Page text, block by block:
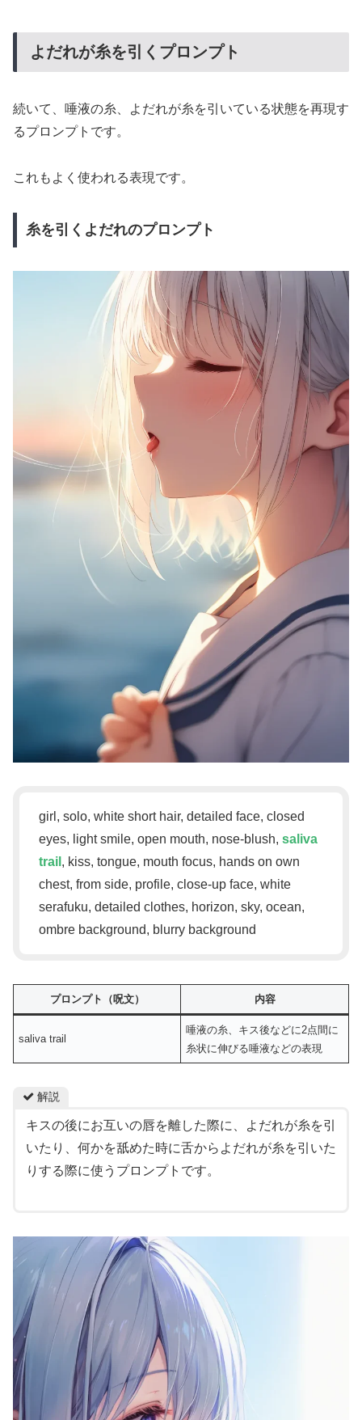
よだれが糸を引くプロンプト
続いて、唾液の糸、よだれが糸を引いている状態を再現す
るプロンプトです。
これもよく使われる表現です。
糸を引くよだれのプロンプト
girl, solo, white short hair, detailed face, closed
eyes, light smile, open mouth, nose-blush, saliva
trail , kiss, tongue, mouth focus, hands on own
chest, from side, profile, close-up face, white
serafuku, detailed clothes, horizon, sky, ocean,
ombre background, blurry background
プロンプト（呪文） 内容
saliva trail
唾液の糸、キス後などに2点間に
糸状に伸びる唾液などの表現
解説
キスの後にお互いの唇を離した際に、よだれが糸を引
いたり、何かを舐めた時に舌からよだれが糸を引いた
りする際に使うプロンプトです。